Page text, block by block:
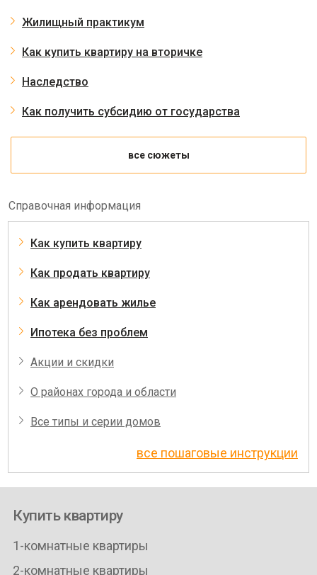
Жилищный практикум
Как купить квартиру на вторичке
Наследство
Как получить субсидию от государства
все сюжеты
Справочная информация
Как купить квартиру
Как продать квартиру
Как арендовать жилье
Ипотека без проблем
Акции и скидки
О районах города и области
Все типы и серии домов
все пошаговые инструкции
Купить квартиру
1-комнатные квартиры
2-комнатные квартиры